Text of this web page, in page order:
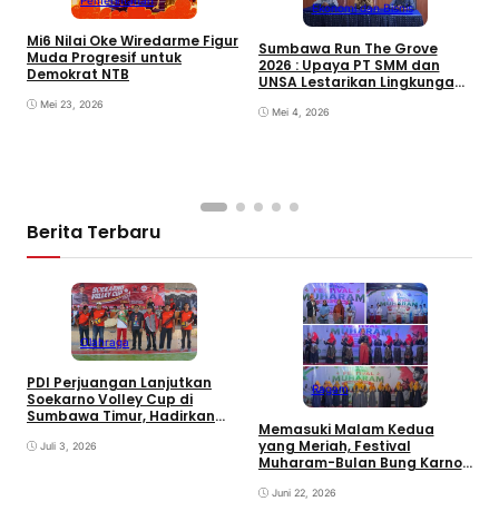
Mi6 Nilai Oke Wiredarme Figur
Muda Progresif untuk
Demokrat NTB
Mei 23, 2026
Ekonomi dan Bisnis
Sumbawa Run The Grove
2026 : Upaya PT SMM dan
UNSA Lestarikan Lingkungan
Mei 4, 2026
Berita Terbaru
Olahraga
PDI Perjuangan Lanjutkan
Soekarno Volley Cup di
Sumbawa Timur, Hadirkan
Rakyat
Juli 3, 2026
Ragam
Memasuki Malam Kedua
yang Meriah, Festival
Muharam-Bulan Bung Karno
Pemajuan Kebudayaan
Juni 22, 2026